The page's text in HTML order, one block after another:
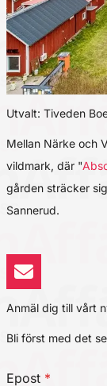
Utvalt: Tiveden
Mellan Närke och
vildmark, där "
gården sträcker
Sannerud.
Anmäl dig till vårt
Bli först med det
Epost *